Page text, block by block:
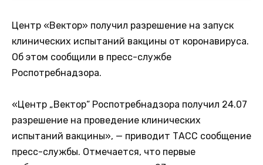
Центр «Вектор» получил разрешение на запуск
клинических испытаний вакцины от коронавируса.
Об этом сообщили в пресс-службе
Роспотребнадзора.
«Центр „Вектор“ Роспотребнадзора получил 24.07
разрешение на проведение клинических
испытаний вакцины», — приводит ТАСС сообщение
пресс-службы. Отмечается, что первые